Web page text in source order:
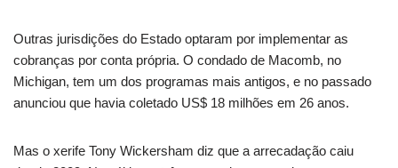
Outras jurisdições do Estado optaram por implementar as
cobranças por conta própria. O condado de Macomb, no
Michigan, tem um dos programas mais antigos, e no passado
anunciou que havia coletado US$ 18 milhões em 26 anos.
Mas o xerife Tony Wickersham diz que a arrecadação caiu